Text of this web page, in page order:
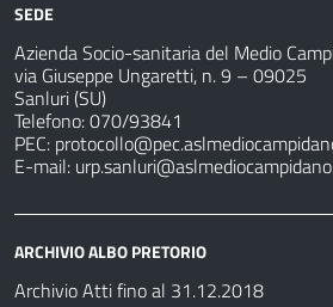
SEDE
Azienda Socio-sanitaria del Medio
via Giuseppe Ungaretti, n. 9 – 09025
Sanluri (SU)
Telefono: 070/93841
PEC:
E-mail:
ARCHIVIO ALBO PRETORIO
Archivio Atti fino al 31.12.2018